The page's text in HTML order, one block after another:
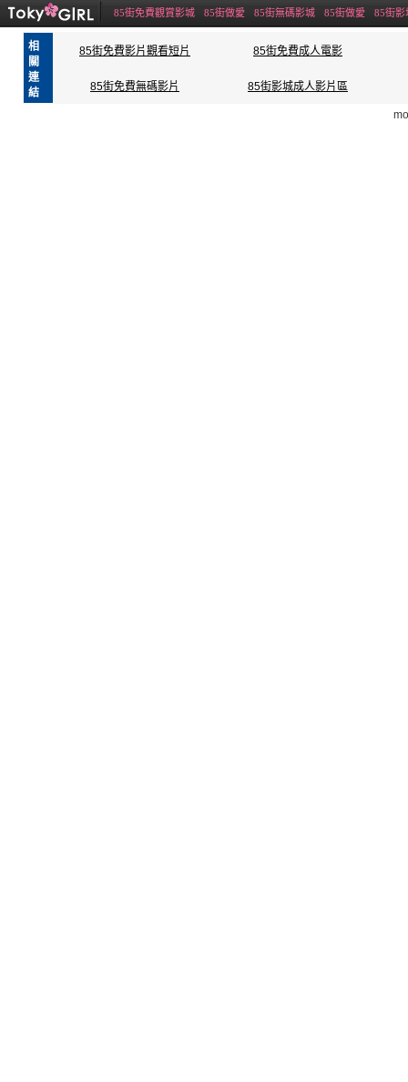
85街免費觀賞影城 85街做愛 85街無碼影城 85街做愛 85街影
相
關
連
結
85街免費影片觀看短片 85街免費成人電影
85街免費無碼影片 85街影城成人影片區